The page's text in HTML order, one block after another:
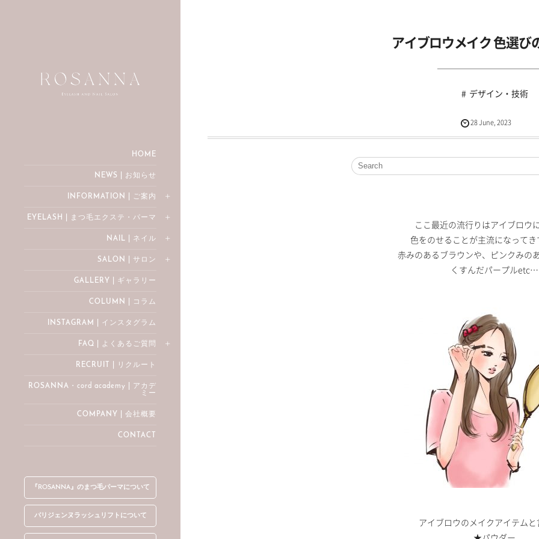
HOME
NEWS | お知らせ
INFORMATION | ご案内
EYELASH | まつ毛エクステ・パーマ
NAIL | ネイル
SALON | サロン
GALLERY | ギャラリー
COLUMN | コラム
INSTAGRAM | インスタグラム
FAQ | よくあるご質問
RECRUIT | リクルート
ROSANNA・cord academy | アカデ
ミー
COMPANY | 会社概要
CONTACT
『ROSANNA』のまつ毛パーマについて
パリジェンヌラッシュリフトについて
アイブロウメイク 色選び
デザイン・技術
28June,2023
ここ最近の流行りはアイブロウ
色をのせることが主流になって
赤みのあるブラウンや、ピンクみの
くすんだパープルetc…
アイブロウのメイクアイテム